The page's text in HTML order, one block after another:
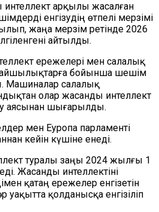
арқылы жасалған
ді енгізудің өтпелі мерзімі
жаңа мерзім ретінде 2026
айтылды.
ережелері мен салалық
бойынша шешім
. Машиналар салалық
олар жасанды интеллект
аясынан шығарылды.
мен Еуропа парламенті
кейін күшіне енеді.
туралы заңы 2024 жылғы 1
Жасанды интеллектіні
қатаң ережелер енгізетін
уақытта қолданысқа енгізіліп